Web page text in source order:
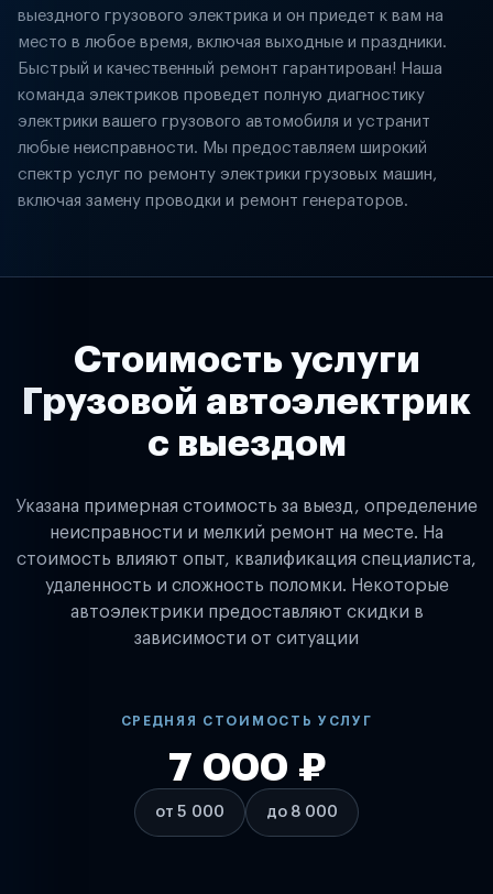
выездного грузового электрика и он приедет к вам на
место в любое время, включая выходные и праздники.
Быстрый и качественный ремонт гарантирован! Наша
команда электриков проведет полную диагностику
электрики вашего грузового автомобиля и устранит
любые неисправности. Мы предоставляем широкий
спектр услуг по ремонту электрики грузовых машин,
включая замену проводки и ремонт генераторов.
Стоимость услуги
Грузовой автоэлектрик
с выездом
Указана примерная стоимость за выезд, определение
неисправности и мелкий ремонт на месте. На
стоимость влияют опыт, квалификация специалиста,
удаленность и сложность поломки. Некоторые
автоэлектрики предоставляют скидки в
зависимости от ситуации
СРЕДНЯЯ СТОИМОСТЬ УСЛУГ
от 5 000
7 000 ₽
до 8 000